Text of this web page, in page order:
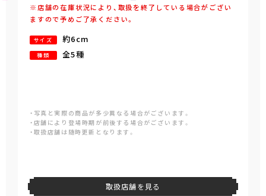
※店舗の在庫状況により、取扱を終了している場合がござい
ますので予めご了承ください。
サイズ 約6cm
種類 全5種
・写真と実際の商品が多少異なる場合がございます。
・店舗により登場時期が前後する場合がございます。
・取扱店舗は随時更新となります。
取扱店舗を見る